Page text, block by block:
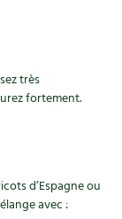
très
fortement.
d’Espagne ou
avec :